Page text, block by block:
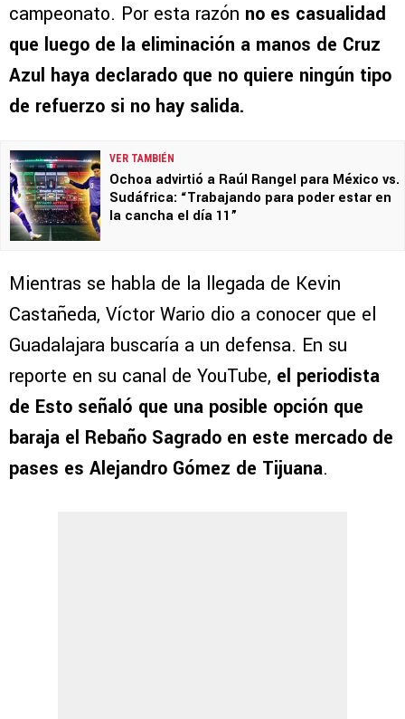
campeonato. Por esta razón no es casualidad
que luego de la eliminación a manos de Cruz
Azul haya declarado que no quiere ningún tipo
de refuerzo si no hay salida.
VER TAMBIÉN
Ochoa advirtió a Raúl Rangel para México vs.
Sudáfrica: “Trabajando para poder estar en
la cancha el día 11”
Mientras se habla de la llegada de Kevin
Castañeda, Víctor Wario dio a conocer que el
Guadalajara buscaría a un defensa. En su
reporte en su canal de YouTube, el periodista
de Esto señaló que una posible opción que
baraja el Rebaño Sagrado en este mercado de
pases es Alejandro Gómez de Tijuana.